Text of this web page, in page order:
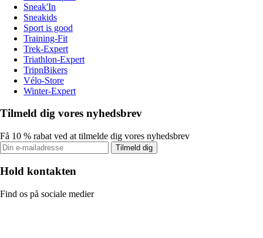
Sneak'In
Sneakids
Sport is good
Training-Fit
Trek-Expert
Triathlon-Expert
TripnBikers
Vélo-Store
Winter-Expert
Tilmeld dig vores nyhedsbrev
Få 10 % rabat ved at tilmelde dig vores nyhedsbrev
Tilmeld dig
Hold kontakten
Find os på sociale medier